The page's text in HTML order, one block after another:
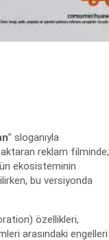
” sloganıyla
reklam filminde;
ekosisteminin
bu versiyonda
özellikleri,
arasındaki engelleri